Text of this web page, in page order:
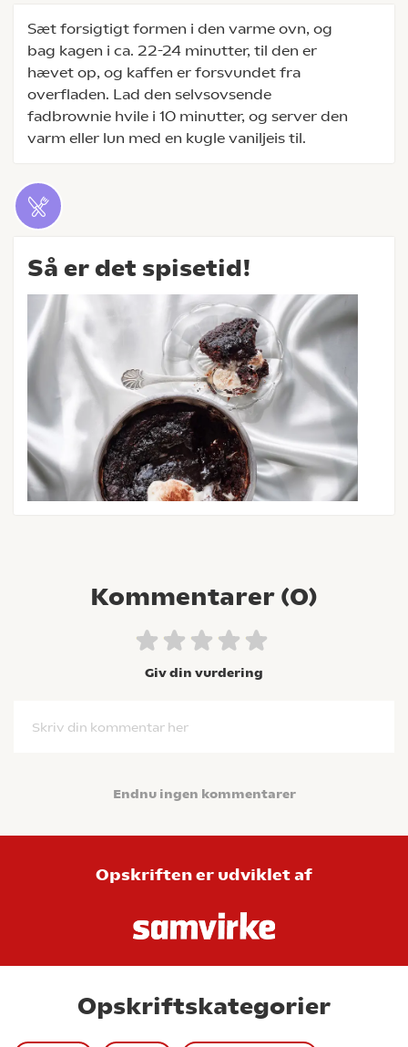
Sæt forsigtigt formen i den varme ovn, og
bag kagen i ca. 22-24 minutter, til den er
hævet op, og kaffen er forsvundet fra
overfladen. Lad den selvsovsende
fadbrownie hvile i 10 minutter, og server den
varm eller lun med en kugle vaniljeis til.
Så er det spisetid!
Kommentarer (0)
Giv din vurdering
Skriv din kommentar her
Endnu ingen kommentarer
Opskriften er udviklet af
Opskriftskategorier